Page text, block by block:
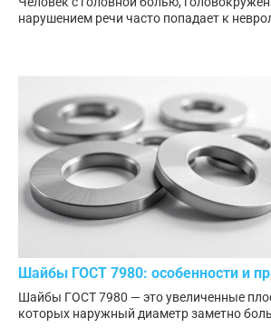
нарушением речи часто попадает к
Шайбы ГОСТ 7980: особенности и
Шайбы ГОСТ 7980 — это увеличенные
которых наружный диаметр заметно